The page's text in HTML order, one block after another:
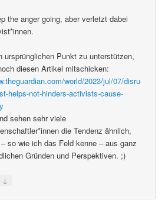
the anger going, aber verletzt dabei
ursprünglichen Punkt zu unterstützen,
diesen Artikel mitschicken:
world/2023/jul/07/disru
helps-not-hinders-activists-cause-
sehen sehr viele
die Tendenz ähnlich,
so wie ich das Feld kenne – aus ganz
Gründen und Perspektiven. ;)
↓